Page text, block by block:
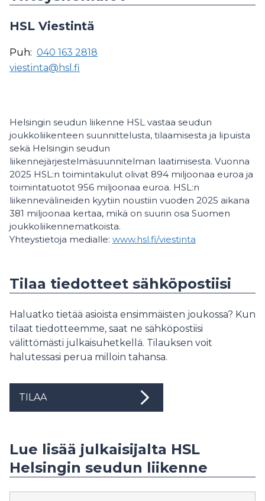
HSL Viestintä
Puh: 040 163 2818
viestinta@hsl.fi
Helsingin seudun liikenne HSL vastaa seudun
joukkoliikenteen suunnittelusta, tilaamisesta ja lipuista
sekä Helsingin seudun
liikennejärjestelmäsuunnitelman laatimisesta. Vuonna
2025 HSL:n toimintakulut olivat 894 miljoonaa euroa ja
toimintatuotot 956 miljoonaa euroa. HSL:n
liikennevälineiden kyytiin noustiin vuoden 2025 aikana
381 miljoonaa kertaa, mikä on suurin osa Suomen
joukkoliikennematkoista.
Yhteystietoja medialle: www.hsl.fi/viestinta
Tilaa tiedotteet sähköpostiisi
Haluatko tietää asioista ensimmäisten joukossa? Kun
tilaat tiedotteemme, saat ne sähköpostiisi
välittömästi julkaisuhetkellä. Tilauksen voit
halutessasi perua milloin tahansa.
TILAA
Lue lisää julkaisijalta HSL
Helsingin seudun liikenne